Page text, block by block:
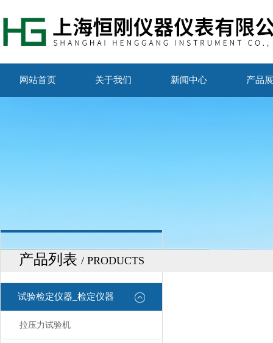
网站首页 关于我们 新闻中心 产品
产品列表 / PRODUCTS
试验检定仪器_检定仪器
拉压力试验机